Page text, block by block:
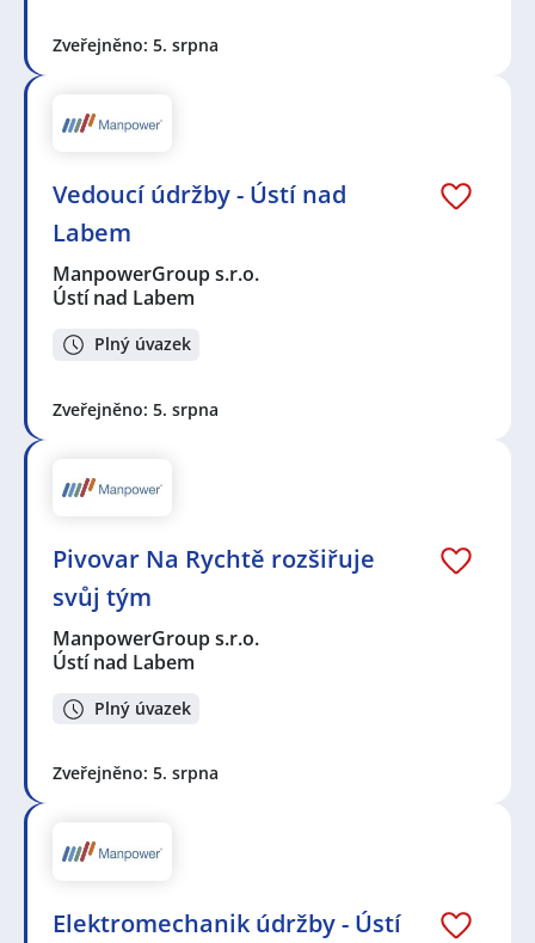
Zveřejněno: 5. srpna
Vedoucí údržby - Ústí nad
Labem
ManpowerGroup s.r.o.
Ústí nad Labem
Plný úvazek
Zveřejněno: 5. srpna
Pivovar Na Rychtě rozšiřuje
svůj tým
ManpowerGroup s.r.o.
Ústí nad Labem
Plný úvazek
Zveřejněno: 5. srpna
Elektromechanik údržby - Ústí